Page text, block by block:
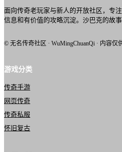
面向传奇老玩家与新人的开放社区，专
信息和有价值的攻略沉淀。沙巴克的故事
© 无名传奇社区 · WuMingChuanQi · 内容
游戏分类
传奇手游
网页传奇
传奇私服
怀旧复古